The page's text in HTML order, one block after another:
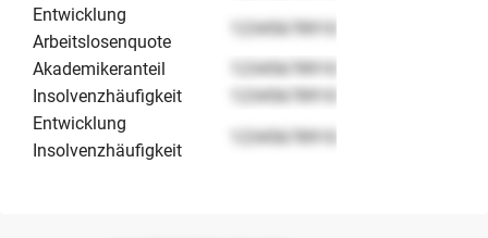
Entwicklung
Arbeitslosenquote
12345678910
Akademikeranteil
12345678910
Insolvenzhäufigkeit
12345678910
Entwicklung
Insolvenzhäufigkeit
12345678910